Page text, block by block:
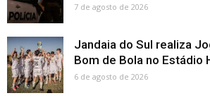
7 de agosto de 2026
Jandaia do Sul realiza
Bom de Bola no Estádio
6 de agosto de 2026